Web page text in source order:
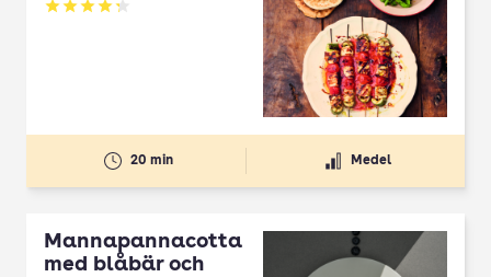
Betyg: 4.3 av 5
20 min Medel
Mannapannacotta
med blåbär och